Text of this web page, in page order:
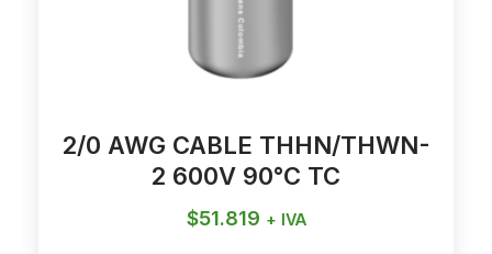
2/0 AWG CABLE THHN/THWN-
2 600V 90°C TC
$51.819 + IVA